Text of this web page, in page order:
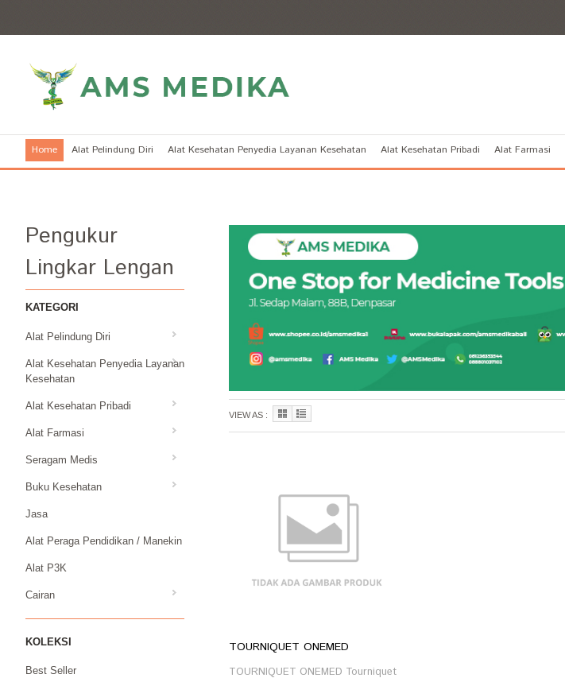
Home Alat Pelindung Diri Alat Kesehatan Penyedia Layanan Kesehatan Alat Kesehatan Pribadi Alat Farmasi
Pengukur
Lingkar Lengan
KATEGORI
Alat Pelindung Diri
Alat Kesehatan Penyedia Layanan
Kesehatan
Alat Kesehatan Pribadi
Alat Farmasi
Seragam Medis
Buku Kesehatan
Jasa
Alat Peraga Pendidikan / Manekin
Alat P3K
Cairan
KOLEKSI
Best Seller
VIEW AS :
TOURNIQUET ONEMED
TOURNIQUET ONEMED Tourniquet